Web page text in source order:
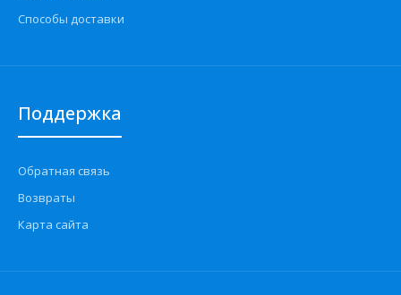
Способы доставки
Поддержка
Обратная связь
Возвраты
Карта сайта